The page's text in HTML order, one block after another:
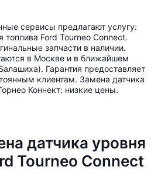
сервисы предлагают услугу:
топлива Ford Tourneo Connect.
запчасти в наличии.
в Москве и в ближайшем
Гарантия предоставляет
клиентам. Замена датчика
Коннект: низкие цены.
датчика уровня
Tourneo Connect